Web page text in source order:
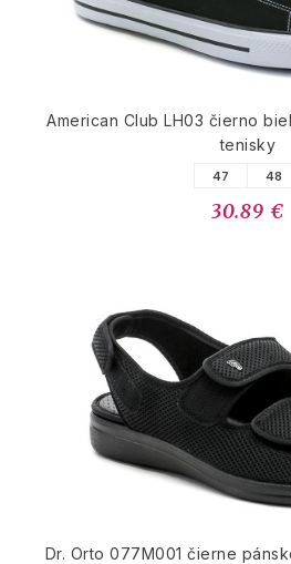
American Club LH03 čierno
tenisky
47 48
30.89 €
Dr. Orto 077M001 čierne